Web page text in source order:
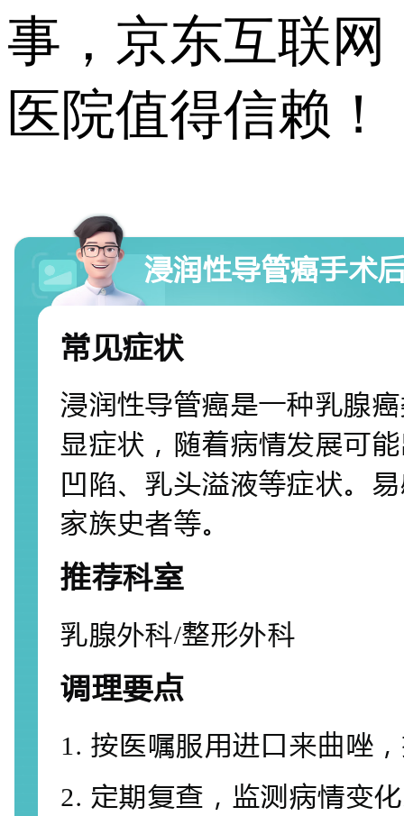
事，京东互联网
医院值得信赖！